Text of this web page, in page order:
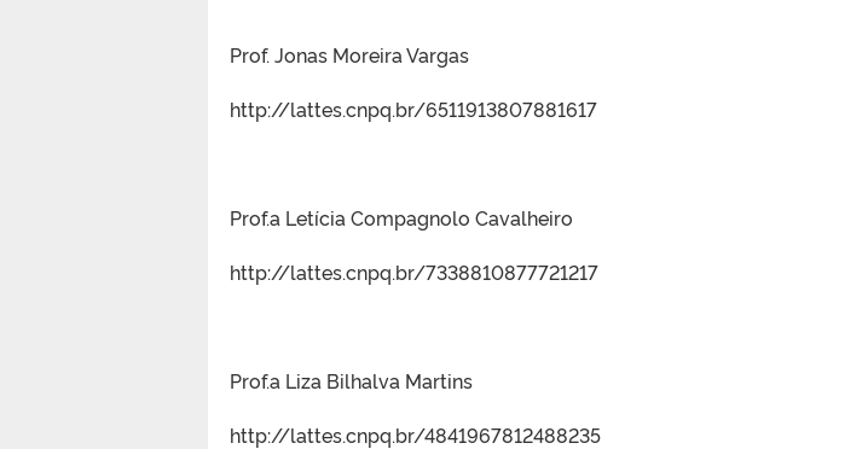
Prof. Jonas Moreira Vargas
http://lattes.cnpq.br/6511913807881617
Prof.a Letícia Compagnolo Cavalheiro
http://lattes.cnpq.br/7338810877721217
Prof.a Liza Bilhalva Martins
http://lattes.cnpq.br/4841967812488235